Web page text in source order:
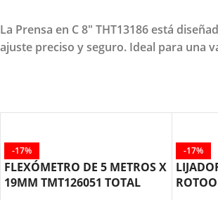
La Prensa en C 8" THT13186 está
ajuste preciso y seguro. Ideal para una
-17%
FLEXÓMETRO DE 5 METROS X
19MM TMT126051 TOTAL
-17%